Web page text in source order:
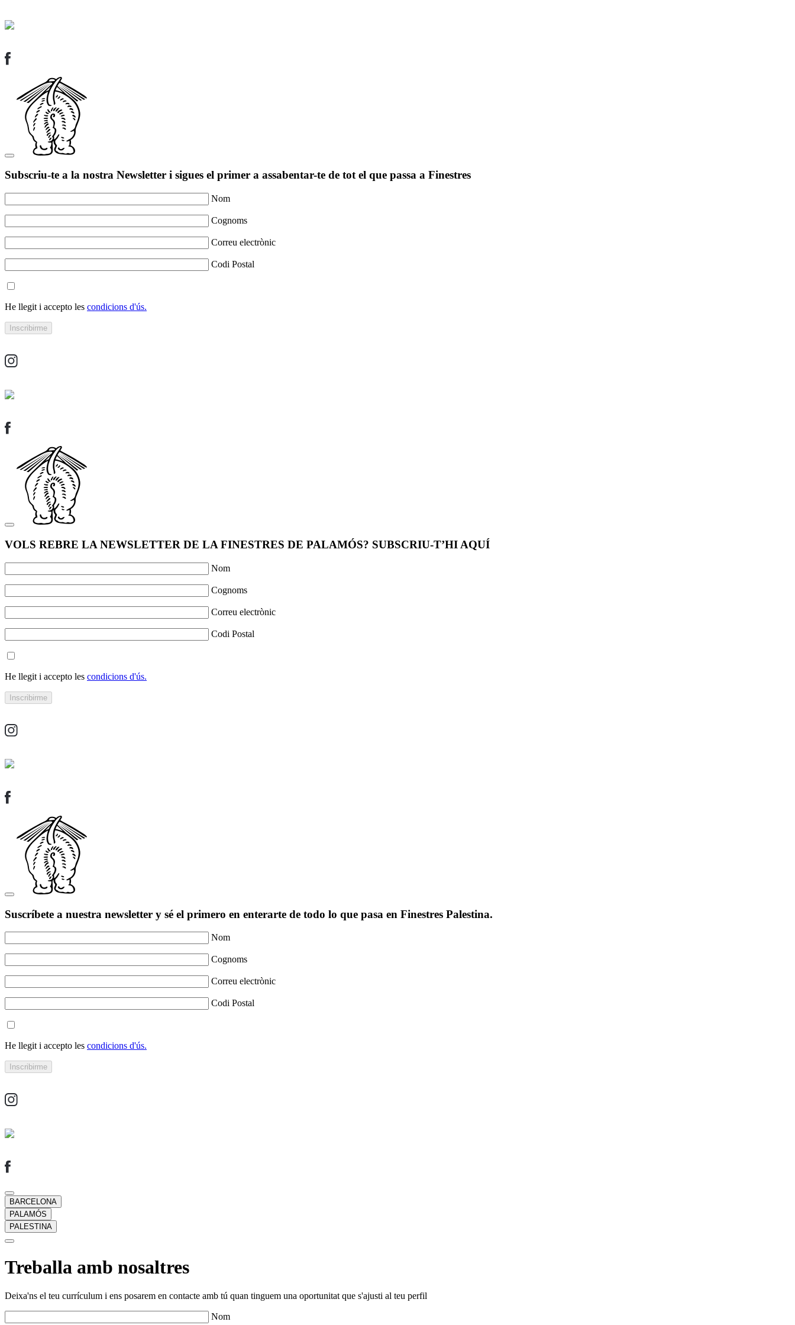
Subscriu-te a la nostra Newsletter i sigues el primer a assabentar-te de tot el que passa a Finestres
Nom
Cognoms
Correu electrònic
Codi Postal
He llegit i accepto les condicions d'ús.
VOLS REBRE LA NEWSLETTER DE LA FINESTRES DE PALAMÓS? SUBSCRIU-T’HI AQUÍ
Nom
Cognoms
Correu electrònic
Codi Postal
He llegit i accepto les condicions d'ús.
Suscríbete a nuestra newsletter y sé el primero en enterarte de todo lo que pasa en Finestres Palestina.
Nom
Cognoms
Correu electrònic
Codi Postal
He llegit i accepto les condicions d'ús.
BARCELONA
PALAMÓS
PALESTINA
Treballa amb nosaltres
Deixa'ns el teu currículum i ens posarem en contacte amb tú quan tinguem una oportunitat que s'ajusti al teu perfil
Nom